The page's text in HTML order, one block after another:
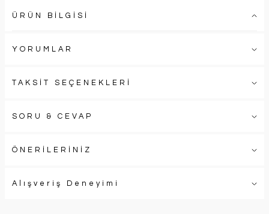
ÜRÜN BİLGİSİ
YORUMLAR
TAKSİT SEÇENEKLERİ
SORU & CEVAP
ÖNERİLERİNİZ
Alışveriş Deneyimi